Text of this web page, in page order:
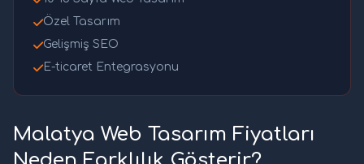
Özel Tasarım
Gelişmiş SEO
E-ticaret Entegrasyonu
Malatya Web Tasarım Fiyatları